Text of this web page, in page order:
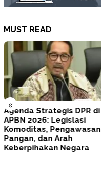
MUST READ
«
Agenda Strategis DPR di
APBN 2026: Legislasi
Komoditas, Pengawasan
Pangan, dan Arah
Keberpihakan Negara